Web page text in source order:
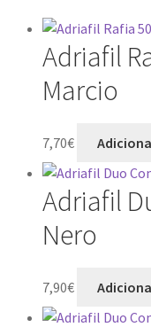
Adriafil
Marcio
7,70€
Adriafil
Nero
7,90€